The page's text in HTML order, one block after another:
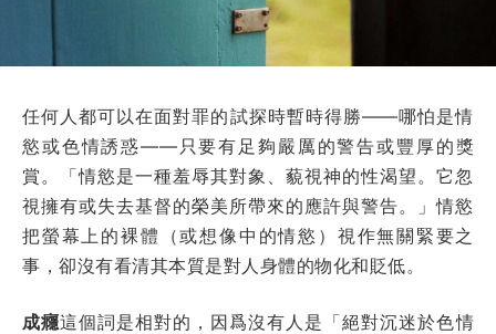
任何人都可以在面對罪的試探時暫時得勝——哪怕是情
慾或色情誘惑——只要有足夠嚴厲的警告或豐厚的獎
賞。「情慾是一種羞辱其對象、藐視神的性渴望。它忽
視擁有或失去基督的榮美所帶來的應許與警告。」情慾
把螢幕上的裸體（或想像中的情慾）視作無關緊要之
事，卻沒有看清其本質是對人身體的物化和貶低。
成癮這個詞是相對的，因爲沒有人是「絕對沉迷於色情